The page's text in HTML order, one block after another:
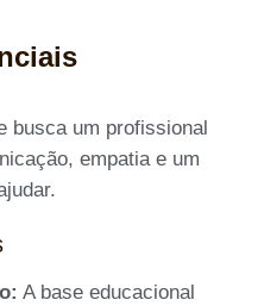
busca um profissional
empatia e um
A base educacional